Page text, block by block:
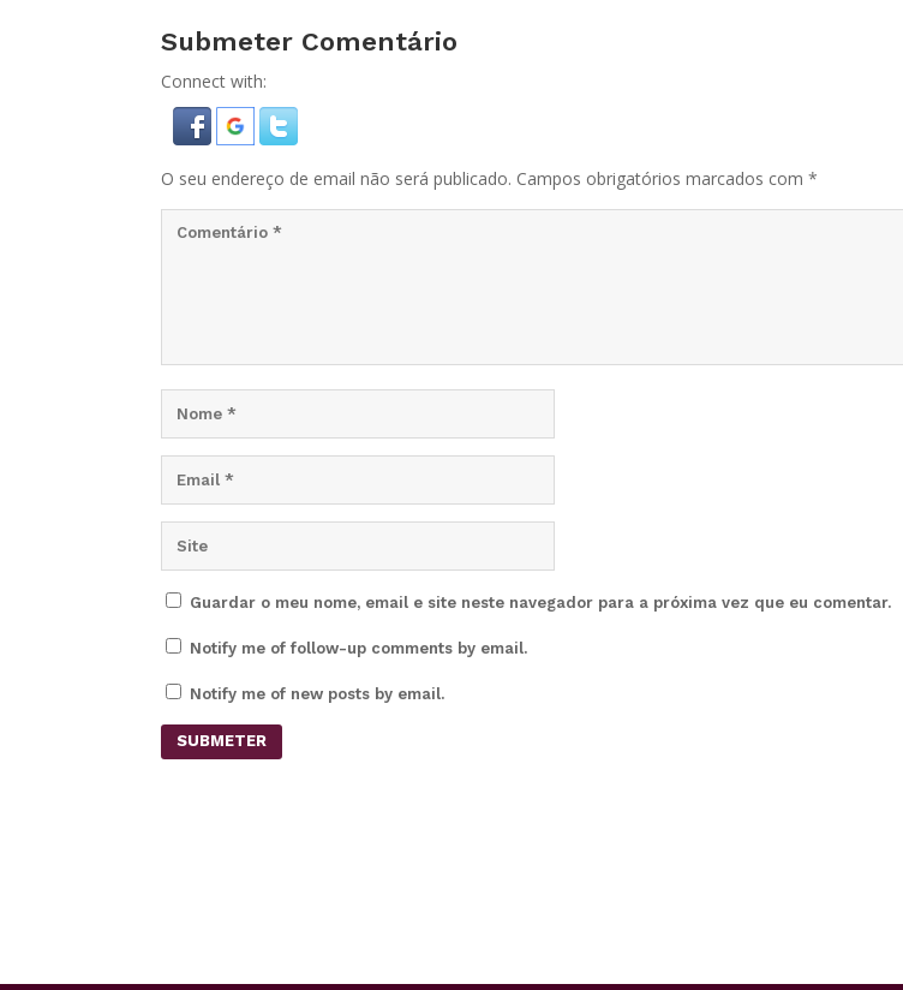
Submeter Comentário
Connect with:
O seu endereço de email não será publicado. Campos obrigatórios marcados com*
Guardar o meu nome, email e site neste navegador para a próxima vez que eu comentar.
Notify me of follow-up comments by email.
Notify me of new posts by email.
SUBMETER